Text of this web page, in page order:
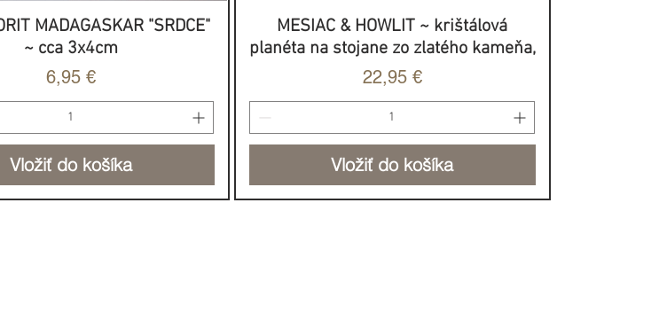
Rýchle zobrazenie
MADAGASKAR "SRDCE"
~ cca 3x4cm
Cena
6,95 €
Vložiť do košíka
Rýchle zobrazenie
MESIAC & HOWLIT ~ krištálová
planéta na stojane zo zlatého kameňa,
Cena
22,95 €
Vložiť do košíka